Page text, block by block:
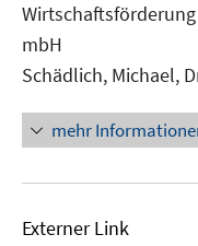
mbH
Schädlich, Michael,
mehr
Externer Link